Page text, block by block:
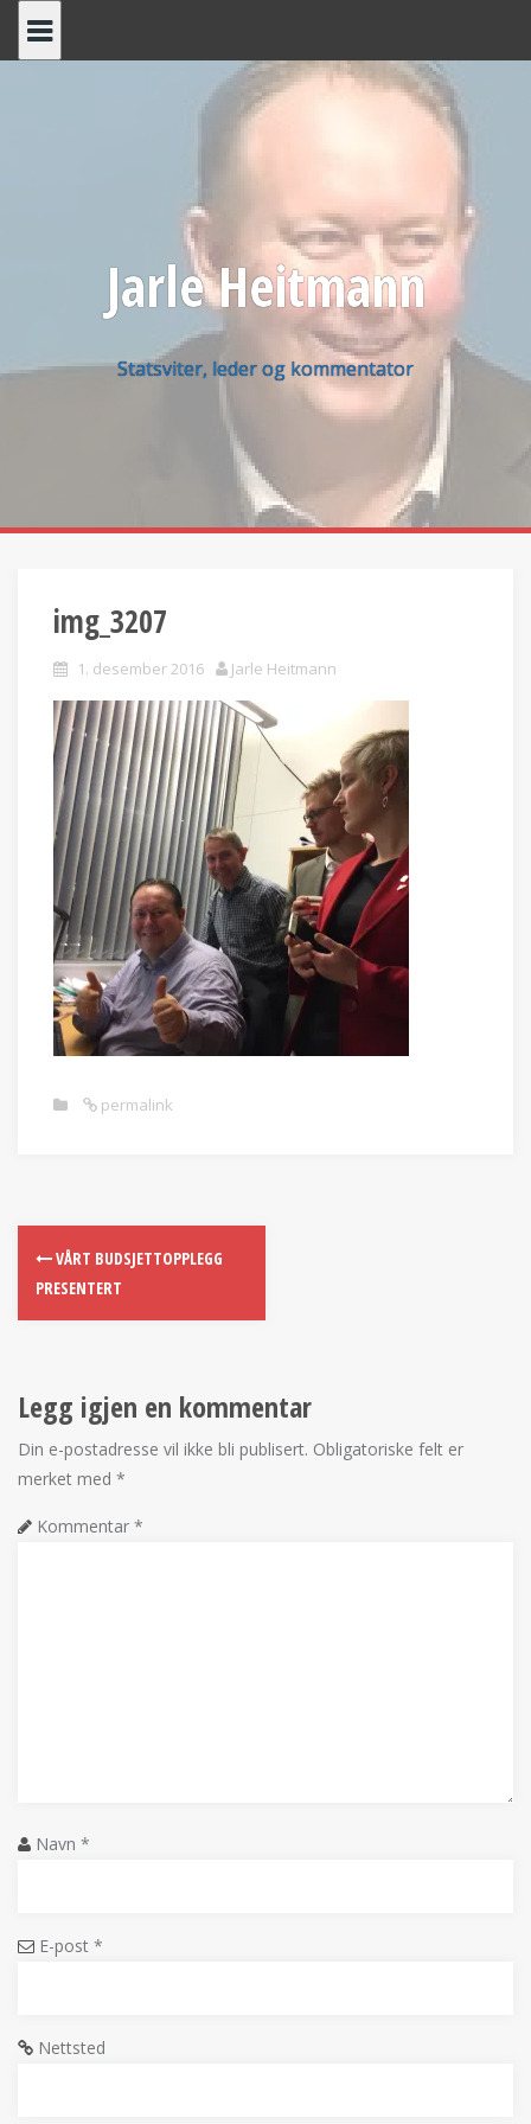
Jarle Heitmann
Statsviter, leder og kommentator
img_3207
1. desember 2016 Jarle Heitmann
permalink
VÅRT BUDSJETTOPPLEGG
PRESENTERT
Legg igjen en kommentar
Din e-postadresse vil ikke bli publisert. Obligatoriske felt er
merket med *
Kommentar *
Navn *
E-post *
Nettsted